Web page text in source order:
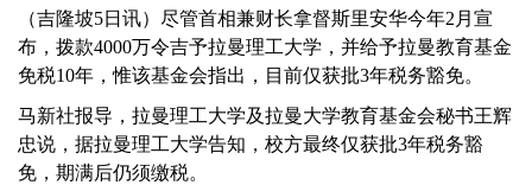
（吉隆坡5日讯）尽管首相兼财长拿督斯里安华今年2月宣
布，拨款4000万令吉予拉曼理工大学，并给予拉曼教育基金
免税10年，惟该基金会指出，目前仅获批3年税务豁免。
马新社报导，拉曼理工大学及拉曼大学教育基金会秘书王辉
忠说，据拉曼理工大学告知，校方最终仅获批3年税务豁
免，期满后仍须缴税。